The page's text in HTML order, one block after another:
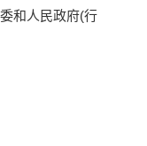
和人民政府(行